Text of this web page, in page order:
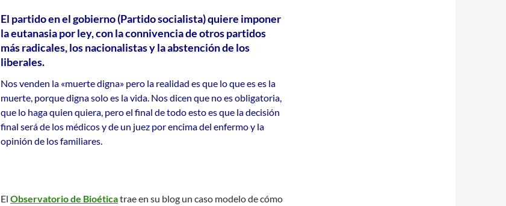
El partido en el gobierno (Partido socialista) quiere imponer
la eutanasia por ley, con la connivencia de otros partidos
más radicales, los nacionalistas y la abstención de los
liberales.
Nos venden la «muerte digna» pero la realidad es que lo que es es la
muerte, porque digna solo es la vida. Nos dicen que no es obligatoria,
que lo haga quien quiera, pero el final de todo esto es que la decisión
final será de los médicos y de un juez por encima del enfermo y la
opinión de los familiares.
El Observatorio de Bioéticatrae en su blog un caso modelo de cómo